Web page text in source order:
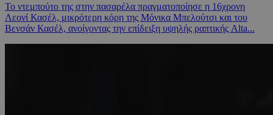
Το ντεμπούτο της στην πασαρέλα πραγματοποίησε η 16χρονη
Λεονί Κασέλ, μικρότερη κόρη της Μόνικα Μπελούτσι και του
Βενσάν Κασέλ, ανοίγοντας την επίδειξη υψηλής ραπτικής Alta...